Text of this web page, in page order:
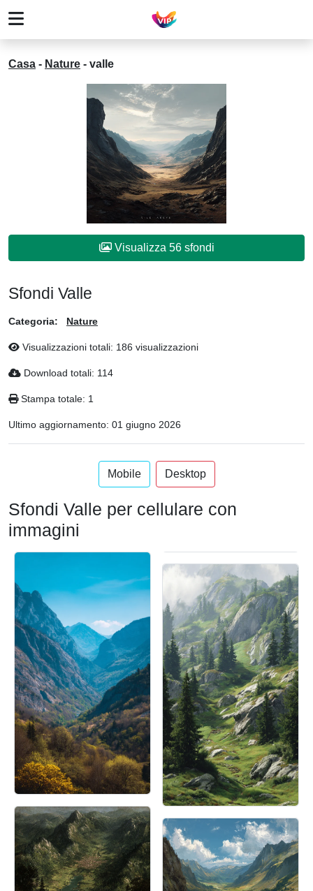
Casa - Nature - valle
Visualizza 56 sfondi
Sfondi Valle
Categoria: Nature
Visualizzazioni totali: 186 visualizzazioni
Download totali: 114
Stampa totale: 1
Ultimo aggiornamento: 01 giugno 2026
Mobile Desktop
Sfondi Valle per cellulare con
immagini